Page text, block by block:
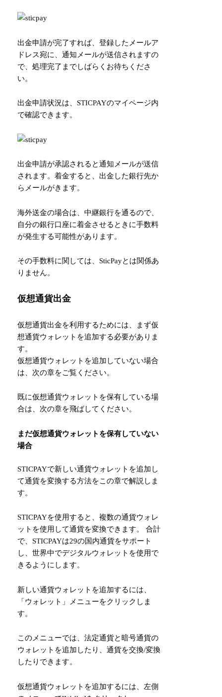
出金申請が完了すれば、登録したメールア
ドレス宛に、通知メールが送信されますの
で、処理完了までしばらくお待ちくださ
い。
出金申請状況は、STICPAYのマイページ内
で確認できます。
出金申請が承認されると通知メールが送信
されます。着金すると、出金した銀行先か
らメールがきます。
海外送金の場合は、中継銀行を通るので、
自分の銀行口座に着金させるときに手数料
が発生する可能性があります。
その手数料に関しては、SticPayとは関係あ
りません。
仮想通貨出金
仮想通貨出金を利用するためには、まず仮
想通貨ウォレットを追加する必要がありま
す。
仮想通貨ウォレットを追加していない場合
は、次の章をご覧ください。
既に仮想通貨ウォレットを保有している場
合は、次の章を飛ばしてください。
まだ仮想通貨ウォレットを保有していない
場合
STICPAYで新しい通貨ウォレットを追加し
て通貨を変換する方法をこの章で解説しま
す。
STICPAYを使用すると、複数の通貨ウォレ
ットを使用して通貨を変換できます。 合計
で、STICPAYは29の国内通貨をサポート
し、世界中でデジタルウォレットを使用で
きるようにします。
新しい通貨ウォレットを追加するには、
「ウォレット」メニューをクリックしま
す。
このメニューでは、法定通貨と暗号通貨の
ウォレットを追加したり、通貨を交換/変換
したりできます。
仮想通貨ウォレットを追加するには、左側